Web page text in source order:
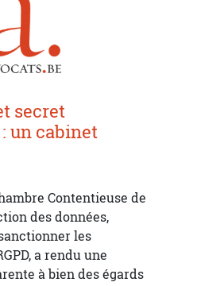
secret
un cabinet
Contentieuse de
des données,
les
a rendu une
à bien des égards